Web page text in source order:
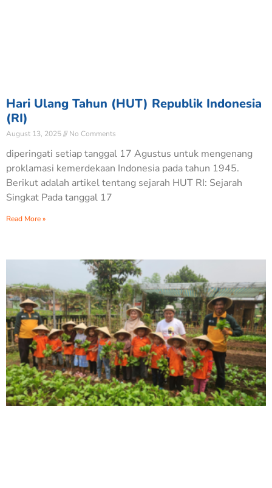
Hari Ulang Tahun (HUT) Republik Indonesia
(RI)
August 13, 2025 No Comments
diperingati setiap tanggal 17 Agustus untuk mengenang
proklamasi kemerdekaan Indonesia pada tahun 1945.
Berikut adalah artikel tentang sejarah HUT RI: Sejarah
Singkat Pada tanggal 17
Read More »